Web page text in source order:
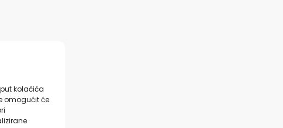
kolačića
omogućit će